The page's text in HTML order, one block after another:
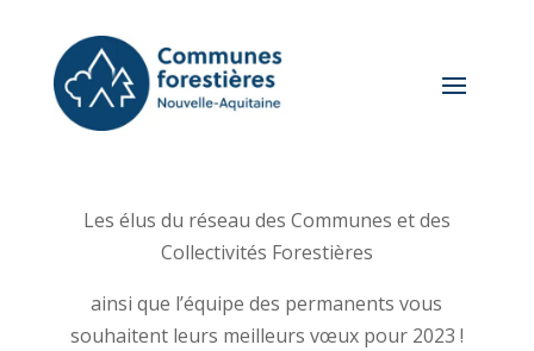
Les élus du réseau des Communes et des
Collectivités Forestières
ainsi que l’équipe des permanents vous
souhaitent leurs meilleurs vœux pour 2023 !